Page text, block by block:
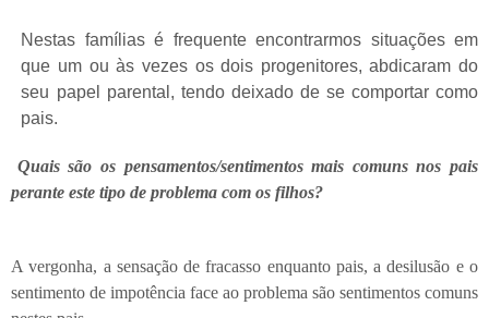
Nestas famílias é frequente encontrarmos situações em
que um ou às vezes os dois progenitores, abdicaram do
seu papel parental, tendo deixado de se comportar como
pais.
Quais são os pensamentos/sentimentos mais comuns nos pais
perante este tipo de problema com os filhos?
A vergonha, a sensação de fracasso enquanto pais, a desilusão e o
sentimento de impotência face ao problema são sentimentos comuns